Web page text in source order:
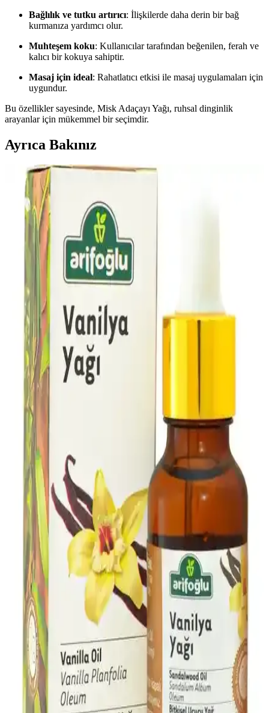
Bağlılık ve tutku artırıcı: İlişkilerde daha derin bir bağ
kurmanıza yardımcı olur.
Muhteşem koku: Kullanıcılar tarafından beğenilen, ferah ve
kalıcı bir kokuya sahiptir.
Masaj için ideal: Rahatlatıcı etkisi ile masaj uygulamaları için
uygundur.
Bu özellikler sayesinde, Misk Adaçayı Yağı, ruhsal dinginlik
arayanlar için mükemmel bir seçimdir.
Ayrıca Bakınız
Kişisel Bakımda Zevk Artırıcı Kozmetikler: Çeşitleri,
Kullanımı ve Faydaları
Kişisel bakımda zevk artırıcı kozmetikler, güven ve memnuniyeti
artıran ürünlerdir. Cilt bakımından parfümlere, makyajdan
aromaterapiye kadar çeşitli seçenekler sunar.
Hindistan Cevizi Kokulu Katı Sabunlar: Doğal ve
Ferahlatıcı Temizlik Ürünleri
Hindistan cevizi kokulu katı sabunlar, doğal içerikleri ve ferahlatıcı
aromasıyla cilt bakımını keyifli hale getirir, nemlendirici etkileriyle
günlük temizlikte tercih edilir.
Güzellik Ürünlerinde Doğal Çiçek Alternatifleri ve
Güncel Kullanım Trendleri
Doğal çiçek özleri, kimyasal içeriklere alternatif olarak güzellik ve
bakım ürünlerinde popülerlik kazanıyor. Bu içerikler cilt ve saç
sağlığını desteklerken, çevre dostu ve hassas ciltler için ideal
çözümler sunuyor.
Doğal Kişisel Bakım ve Zihinsel Dengeyi Destekleyen
Ürünlerin Güncel Trendleri ve Faydaları
Doğal içerikli kişisel bakım ürünleri ve zihinsel dengeyi destekleyen
uygulamalar, beden ve ruh sağlığını korumada önemli rol oynuyor.
Bu trendler sürdürülebilir ve sağlıklı yaşamı teşvik ediyor.
Lavanta Sabunu ile Doğal Temizlik ve Rahatlatıcı
Bakım Yöntemleri
Lavanta sabunu, doğal içerikleriyle cildi nazikçe temizlerken,
rahatlatıcı etkisiyle stres azaltır ve cilt sağlığını destekler. Kimyasal
içermeyen formülüyle hassas ciltler için idealdir.
Lavanta Sabunu: Doğal ve Rahatlatıcı Cilt Bakımı
İçin En İyi Seçenekler
Lavanta sabunu, doğal içerikleriyle cildi temizlerken ruhu da
rahatlatır. Antiseptik özellikleri ve ferahlatıcı kokusuyla günlük
bakımda ideal bir seçenektir.
Lavanta Ferahlatıcı Doğal Duş Jeli: Organik ve
Rahatlatıcı Kişisel Bakım Ürünü